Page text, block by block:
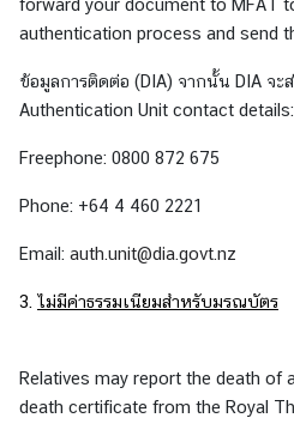
สุ
|
V
s
a
C
n
u
l
forward your document to MFAT
authentication process and send
ข้อมูลการติดต่อ (DIA) จากนั้น DIA จะ
Authentication Unit contact details:
Freephone: 0800 872 675
Phone: +64 4 460 2221
Email: auth.unit@dia.govt.nz
3. ไม่มีค่าธรรมเนียมสำหรับมรณบัตร
Relatives may report the death of
death certificate from the Royal